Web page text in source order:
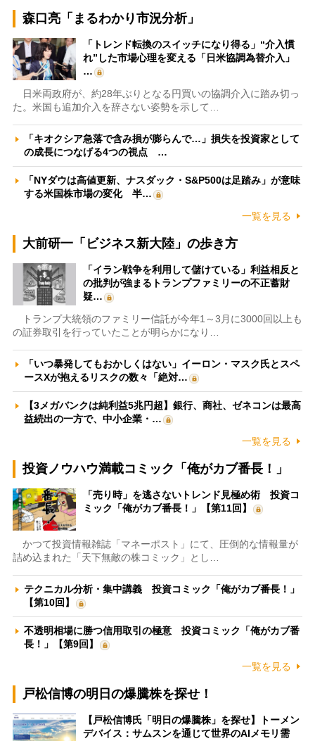
森口亮「まるわかり市況分析」
「トレンド転換のスイッチになり得る」“介入慣
れ”した市場心理を変える「日米協調為替介入」
…
日米両政府が、約28年ぶりとなる円買いの協調介入に踏み切っ
た。米国も追加介入を辞さない姿勢を示して…
「キオクシア急落で含み損が膨らんで…」損失を投資家として
の成長につなげる4つの視点 …
「NYダウは高値更新、ナスダック・S&P500は足踏み」が意味
する米国株市場の変化 半…
一覧を見る
大前研一「ビジネス新大陸」の歩き方
「イラン戦争を利用して儲けている」利益相反と
の批判が強まるトランプファミリーの不正蓄財
疑…
トランプ大統領のファミリー信託が今年1～3月に3000回以上も
の証券取引を行っていたことが明らかになり…
「いつ暴発してもおかしくはない」イーロン・マスク氏とスペ
ースXが抱えるリスクの数々「絶対…
【3メガバンクは純利益5兆円超】銀行、商社、ゼネコンは最高
益続出の一方で、中小企業・…
一覧を見る
投資ノウハウ満載コミック「俺がカブ番長！」
「売り時」を逃さないトレンド見極め術 投資コ
ミック「俺がカブ番長！」【第11回】
かつて投資情報雑誌「マネーポスト」にて、圧倒的な情報量が
詰め込まれた「天下無敵の株コミック」とし…
テクニカル分析・集中講義 投資コミック「俺がカブ番長！」
【第10回】
不透明相場に勝つ信用取引の極意 投資コミック「俺がカブ番
長！」【第9回】
一覧を見る
戸松信博の明日の爆騰株を探せ！
【戸松信博氏「明日の爆騰株」を探せ】トーメン
デバイス：サムスンを通じて世界のAIメモリ需